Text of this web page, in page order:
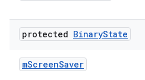
protected BinaryState
mScreenSaver